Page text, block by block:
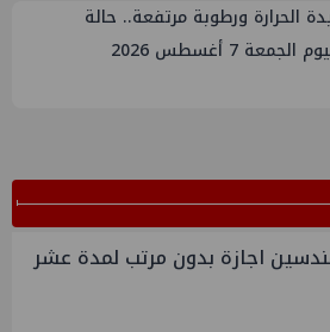
الحرارة ورطوبة مرتفعة.. حالة
7 أغسطس 2026
اجازة بدون مرتب لمدة عشر